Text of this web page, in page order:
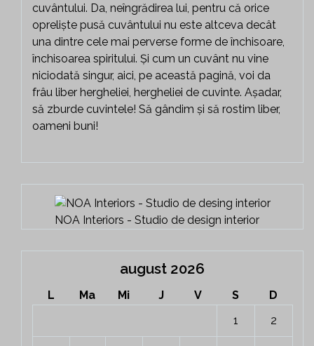
cuvântului. Da, neîngrădirea lui, pentru că orice
opreliște pusă cuvântului nu este altceva decât
una dintre cele mai perverse forme de închisoare,
închisoarea spiritului. Și cum un cuvânt nu vine
niciodată singur, aici, pe această pagină, voi da
frâu liber hergheliei, hergheliei de cuvinte. Așadar,
să zburde cuvintele! Să gândim și să rostim liber,
oameni buni!
NOA Interiors - Studio de design interior
august 2026
L Ma Mi J V S
D
1
2